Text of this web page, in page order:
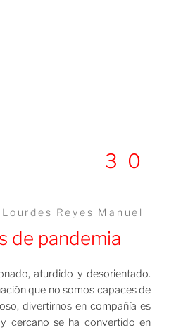
30
Reyes Manuel
de pandemia
aturdido y desorientado.
que no somos capaces de
divertirnos en compañía es
cercano se ha convertido en